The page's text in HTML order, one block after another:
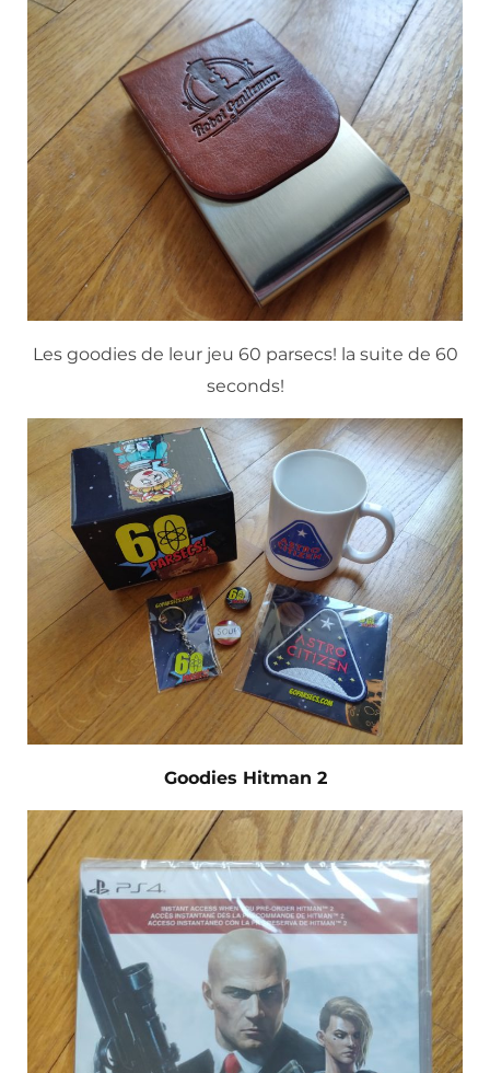
Les goodies de leur jeu 60 parsecs! la suite de 60
seconds!
Goodies Hitman 2